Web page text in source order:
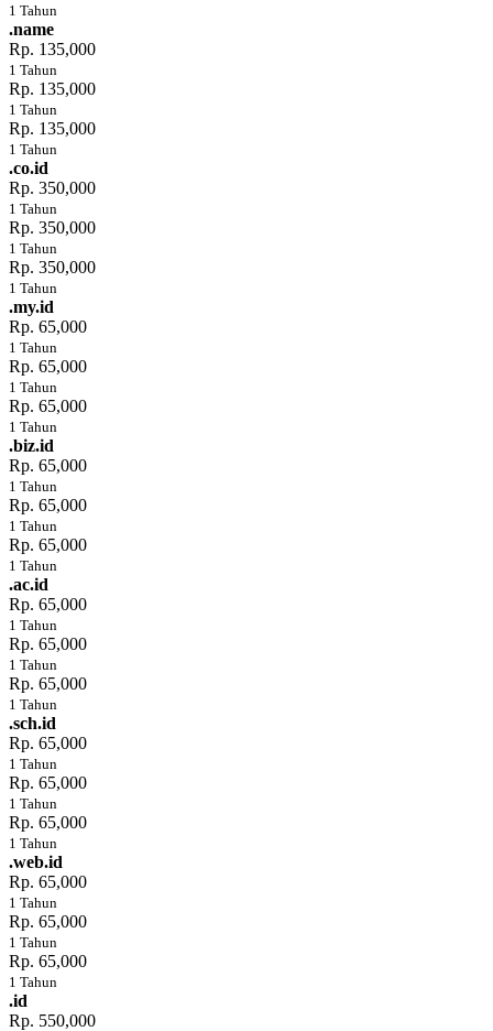
1 Tahun
.name
Rp. 135,000
1 Tahun
Rp. 135,000
1 Tahun
Rp. 135,000
1 Tahun
.co.id
Rp. 350,000
1 Tahun
Rp. 350,000
1 Tahun
Rp. 350,000
1 Tahun
.my.id
Rp. 65,000
1 Tahun
Rp. 65,000
1 Tahun
Rp. 65,000
1 Tahun
.biz.id
Rp. 65,000
1 Tahun
Rp. 65,000
1 Tahun
Rp. 65,000
1 Tahun
.ac.id
Rp. 65,000
1 Tahun
Rp. 65,000
1 Tahun
Rp. 65,000
1 Tahun
.sch.id
Rp. 65,000
1 Tahun
Rp. 65,000
1 Tahun
Rp. 65,000
1 Tahun
.web.id
Rp. 65,000
1 Tahun
Rp. 65,000
1 Tahun
Rp. 65,000
1 Tahun
.id
Rp. 550,000